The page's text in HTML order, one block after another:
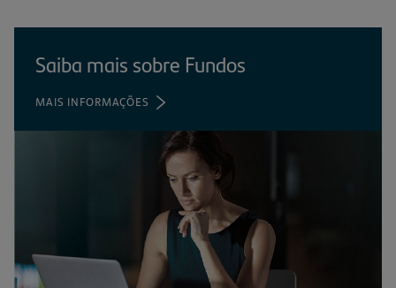
Saiba mais sobre Fundos
MAIS INFORMAÇÕES (ABRE
UMA
NOVA
ABA)